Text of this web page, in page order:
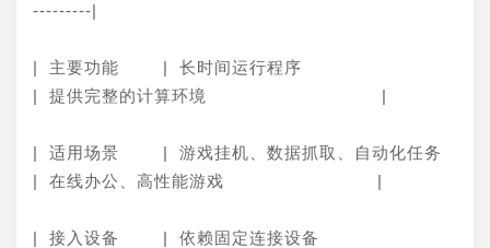
---------|
| 主要功能    | 长时间运行程序
| 提供完整的计算环境                |
| 适用场景    | 游戏挂机、数据抓取、自动化任务
| 在线办公、高性能游戏              |
| 接入设备    | 依赖固定连接设备